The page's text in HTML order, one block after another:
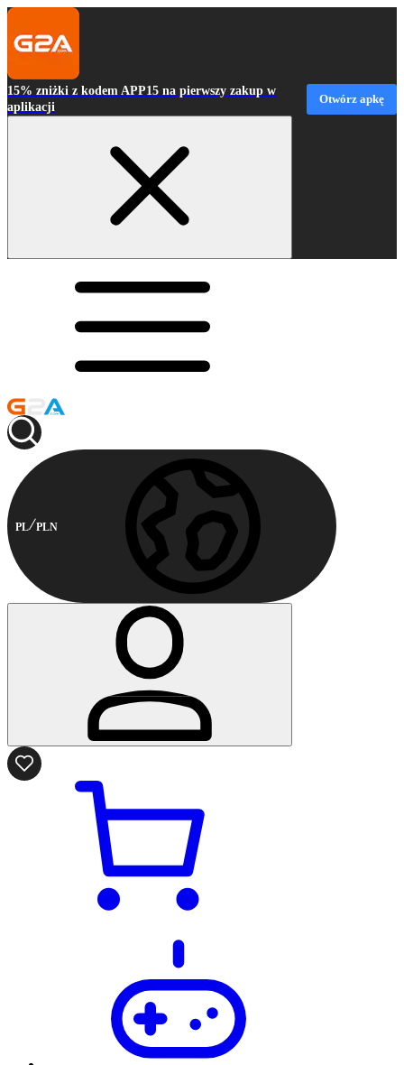
15% zniżki z kodem APP15 na pierwszy zakup w
aplikacji
Otwórz apkę
PL PLN